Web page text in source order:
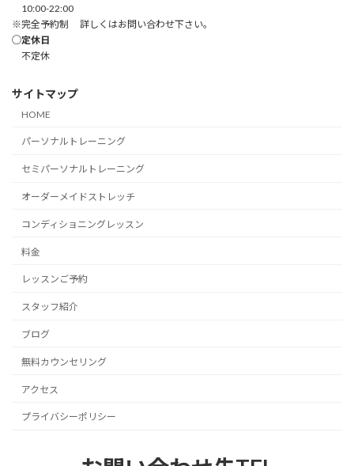
10:00-22:00
※完全予約制 詳しくはお問い合わせ下さい。
◯定休日
不定休
サイトマップ
HOME
パーソナルトレーニング
セミパーソナルトレーニング
オーダーメイドストレッチ
コンディショニングレッスン
料金
レッスンご予約
スタッフ紹介
ブログ
無料カウンセリング
アクセス
プライバシーポリシー